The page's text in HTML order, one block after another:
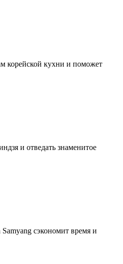
корейской кухни и поможет
и отведать знаменитое
сэкономит время и